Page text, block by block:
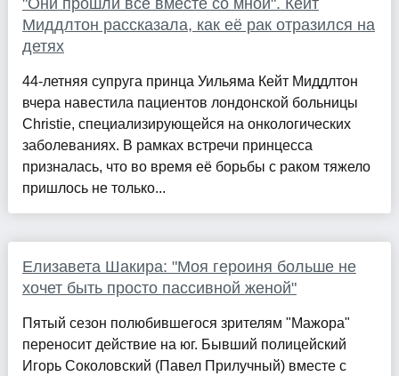
"Они прошли всё вместе со мной". Кейт
Миддлтон рассказала, как её рак отразился на
детях
44-летняя супруга принца Уильяма Кейт Миддлтон
вчера навестила пациентов лондонской больницы
Christie, специализирующейся на онкологических
заболеваниях. В рамках встречи принцесса
призналась, что во время её борьбы с раком тяжело
пришлось не только...
Елизавета Шакира: "Моя героиня больше не
хочет быть просто пассивной женой"
Пятый сезон полюбившегося зрителям "Мажора"
переносит действие на юг. Бывший полицейский
Игорь Соколовский (Павел Прилучный) вместе с